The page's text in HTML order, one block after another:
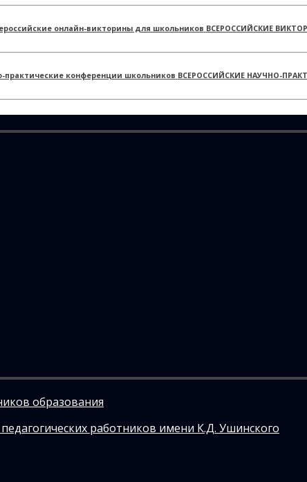
ВСЕРОССИЙСКИЕ
ВСЕРОССИЙСКИЕ НАУЧНО-
образования
работников имени К.Д. Ушинского